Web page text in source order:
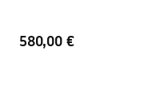
Distancia entre conexiones
Pielęgnacja
580,00 €